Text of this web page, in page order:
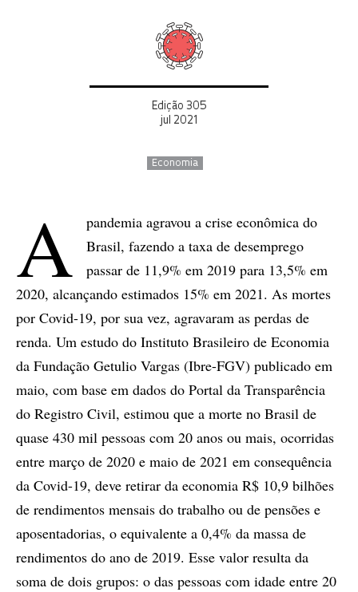
Edição 305
jul 2021
Economia
A
pandemia agravou a crise econômica do
Brasil, fazendo a taxa de desemprego
passar de 11,9% em 2019 para 13,5% em
2020, alcançando estimados 15% em 2021. As mortes
por Covid-19, por sua vez, agravaram as perdas de
renda. Um estudo do Instituto Brasileiro de Economia
da Fundação Getulio Vargas (Ibre-FGV) publicado em
maio, com base em dados do Portal da Transparência
do Registro Civil, estimou que a morte no Brasil de
quase 430 mil pessoas com 20 anos ou mais, ocorridas
entre março de 2020 e maio de 2021 em consequência
da Covid-19, deve retirar da economia R$ 10,9 bilhões
de rendimentos mensais do trabalho ou de pensões e
aposentadorias, o equivalente a 0,4% da massa de
rendimentos do ano de 2019. Esse valor resulta da
soma de dois grupos: o das pessoas com idade entre 20